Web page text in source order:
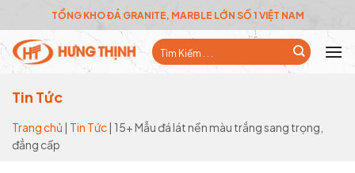
to
content
TỔNG KHO ĐÁ GRANITE, MARBLE LỚN SỐ 1 VIỆT NAM
Tìm
kiếm:
Tin Tức
Trang chủ | Tin Tức| 15+ Mẫu đá lát nền màu trắng sang trọng,
đẳng cấp